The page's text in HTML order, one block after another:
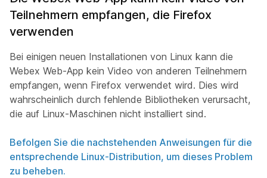
Teilnehmern empfangen, die Firefox
verwenden
Bei einigen neuen Installationen von Linux kann die
Webex Web-App kein Video von anderen Teilnehmern
empfangen, wenn Firefox verwendet wird. Dies wird
wahrscheinlich durch fehlende Bibliotheken verursacht,
die auf Linux-Maschinen nicht installiert sind.
Befolgen Sie die nachstehenden Anweisungen für die
entsprechende Linux-Distribution, um dieses Problem
zu beheben.